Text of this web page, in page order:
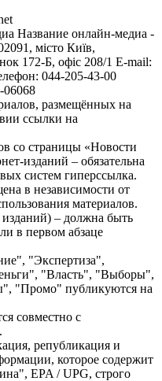
Название онлайн-медиа -
місто Київ,
172-Б, офіс 208/1 E-mail:
044-205-43-00
06068
размещённых на
ссылки на
со страницы «Новости
изданий – обязательна
систем гиперссылка.
в независимости от
материалов.
– должна быть
в первом абзаце
"Экспертиза",
"Власть", "Выборы",
"Промо" публикуются на
совместно с
републикация и
которое содержит
EPA / UPG, строго